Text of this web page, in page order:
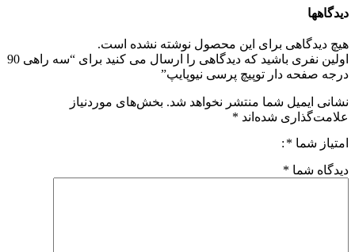
دیدگاهها
هیچ دیدگاهی برای این محصول نوشته نشده است.
اولین نفری باشید که دیدگاهی را ارسال می کنید برای “سه راهی 90
درجه صفحه دار توپیچ پرسی نیوپایپ”
نشانی ایمیل شما منتشر نخواهد شد. بخش‌های موردنیاز
علامت‌گذاری شده‌اند *
امتیاز شما *
دیدگاه شما *